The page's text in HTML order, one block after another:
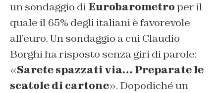
un sondaggio diEurobarometroper il
quale il 65% degli italiani è favorevole
all’euro. Un sondaggio a cui Claudio
Borghi ha risposto senza giri di parole:
«Sarete spazzati via… Preparate le
scatole di cartone». Dopodiché un